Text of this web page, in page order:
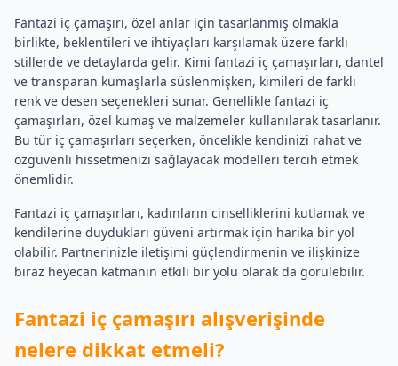
Fantazi iç çamaşırı, özel anlar için tasarlanmış olmakla
birlikte, beklentileri ve ihtiyaçları karşılamak üzere farklı
stillerde ve detaylarda gelir. Kimi fantazi iç çamaşırları, dantel
ve transparan kumaşlarla süslenmişken, kimileri de farklı
renk ve desen seçenekleri sunar. Genellikle fantazi iç
çamaşırları, özel kumaş ve malzemeler kullanılarak tasarlanır.
Bu tür iç çamaşırları seçerken, öncelikle kendinizi rahat ve
özgüvenli hissetmenizi sağlayacak modelleri tercih etmek
önemlidir.
Fantazi iç çamaşırları, kadınların cinselliklerini kutlamak ve
kendilerine duydukları güveni artırmak için harika bir yol
olabilir. Partnerinizle iletişimi güçlendirmenin ve ilişkinize
biraz heyecan katmanın etkili bir yolu olarak da görülebilir.
Fantazi iç çamaşırı alışverişinde
nelere dikkat etmeli?